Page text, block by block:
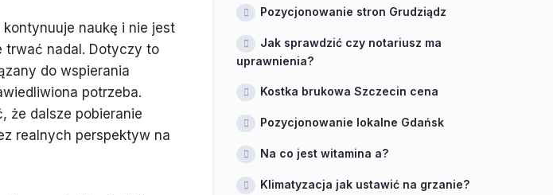
naukę i nie jest
trwać nadal. Dotyczy to
do wspierania
potrzeba.
że dalsze pobieranie
realnych perspektyw na
Pozycjonowanie stron Grudziądz
Jak sprawdzić czy notariusz ma
uprawnienia?
Kostka brukowa Szczecin cena
Pozycjonowanie lokalne Gdańsk
Na co jest witamina a?
Klimatyzacja jak ustawić na grzanie?